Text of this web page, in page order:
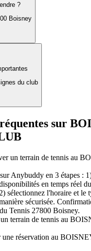
?
Boisney
du club
sur
un terrain de tennis au
Anybuddy en 3 étapes :
en temps réel
sélectionnez l'horaire et le
sécurisée.
Tennis 27800 Boisney.
terrain de tennis au
une réservation au